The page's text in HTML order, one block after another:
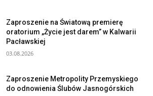
Zaproszenie na Światową premierę
oratorium „Życie jest darem” w Kalwarii
Pacławskiej
03.08.2026
Zaproszenie Metropolity Przemyskiego
do odnowienia Ślubów Jasnogórskich